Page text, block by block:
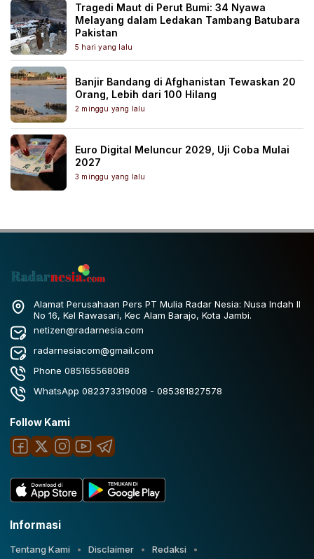
Tragedi Maut di Perut Bumi: 34 Nyawa
Melayang dalam Ledakan Tambang Batubara
Pakistan
5 hari yang lalu
Banjir Bandang di Afghanistan Tewaskan 20
Orang, Lebih dari 100 Hilang
2 minggu yang lalu
Euro Digital Meluncur 2029, Uji Coba Mulai
2027
3 minggu yang lalu
Alamat Perusahaan Pers PT Mulia Radar Nesia: Nusa Indah II
No 16, Kel Rawasari, Kec Alam Barajo, Kota Jambi.
netizen@radarnesia.com
radarnesiacom@gmail.com
Phone 085165568088
WhatsApp 082373319008 - 085381827578
Follow Kami
Informasi
Tentang Kami Disclaimer
Redaksi